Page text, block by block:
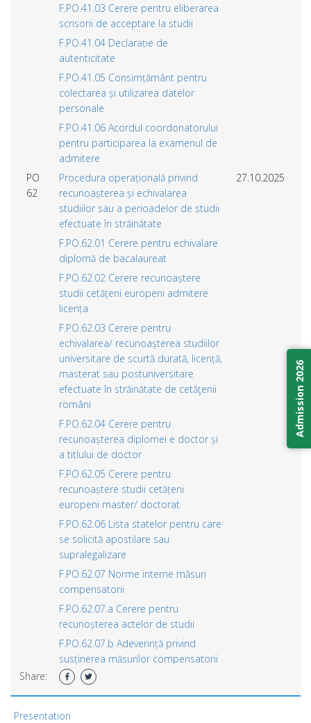
F.PO.41.03 Cerere pentru eliberarea
scrisorii de acceptare la studii
F.PO.41.04 Declarație de
autenticitate
F.PO.41.05 Consimțământ pentru
colectarea și utilizarea datelor
personale
F.PO.41.06 Acordul coordonatorului
pentru participarea la examenul de
admitere
PO
62
Procedura operațională privind
recunoașterea și echivalarea
studiilor sau a perioadelor de studii
efectuate în străinătate
27.10.2025
F.PO.62.01 Cerere pentru echivalare
diplomă de bacalaureat
F.PO.62.02 Cerere recunoaștere
studii cetățeni europeni admitere
licența
F.PO.62.03 Cerere pentru
echivalarea/ recunoașterea studiilor
universitare de scurtă durată, licență,
masterat sau postuniversitare
efectuate în străinătate de cetăţenii
români
F.PO.62.04 Cerere pentru
recunoașterea diplomei e doctor și
a titlului de doctor
F.PO.62.05 Cerere pentru
recunoaștere studii cetățeni
europeni master/ doctorat
F.PO.62.06 Lista statelor pentru care
se solicită apostilare sau
supralegalizare
F.PO.62.07 Norme interne măsuri
compensatorii
F.PO.62.07.a Cerere pentru
recunoșterea actelor de studii
F.PO.62.07.b Adeverință privind
susținerea măsurilor compensatorii
Share:
Presentation
Admission 2026